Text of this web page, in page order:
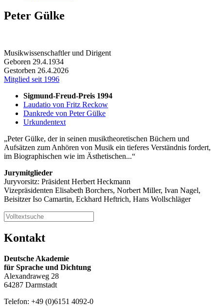
Peter Gülke
Musikwissenschaftler und Dirigent
Geboren 29.4.1934
Gestorben 26.4.2026
Mitglied seit 1996
Sigmund-Freud-Preis 1994
Laudatio von Fritz Reckow
Dankrede von Peter Gülke
Urkundentext
Peter Gülke, der in seinen musiktheoretischen Büchern und
Aufsätzen zum Anhören von Musik ein tieferes Verständnis fordert,
im Biographischen wie im Ästhetischen...
Jurymitglieder
Juryvorsitz: Präsident Herbert Heckmann
Vizepräsidenten Elisabeth Borchers, Norbert Miller, Ivan Nagel,
Beisitzer Iso Camartin, Eckhard Heftrich, Hans Wollschläger
Kontakt
Deutsche Akademie
für Sprache und Dichtung
Alexandraweg 28
64287 Darmstadt
Telefon: +49 (0)6151 4092-0